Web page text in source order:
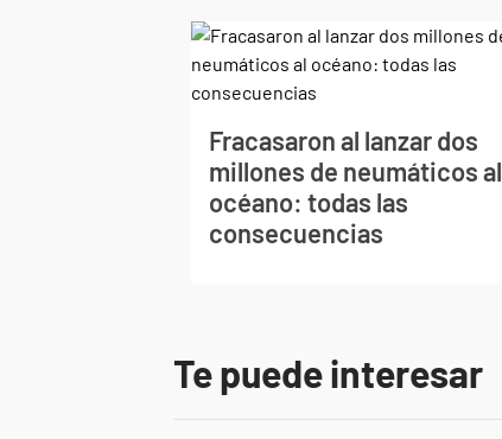
Fracasaron al lanzar dos
millones de neumáticos al
océano: todas las
consecuencias
Te puede interesar